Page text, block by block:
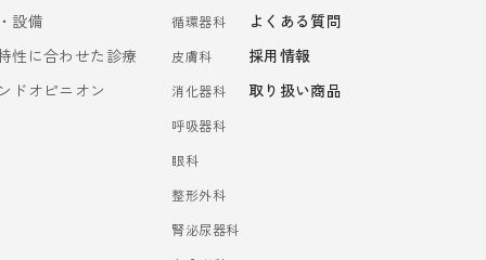
設備
性に合わせた診療
ドオピニオン
循環器科
皮膚科
消化器科
呼吸器科
眼科
整形外科
腎泌尿器科
よくある質問
採用情報
取り扱い商品